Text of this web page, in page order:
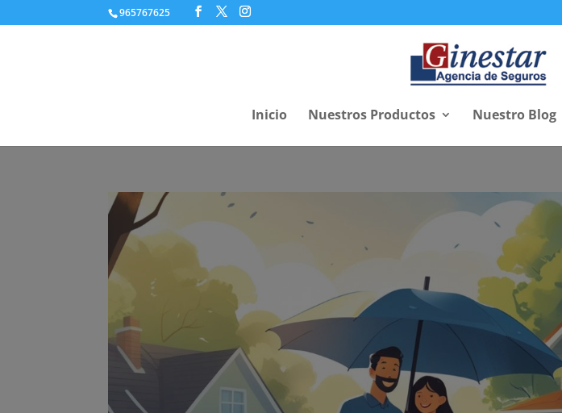
965767625
Inicio Nuestros Productos Nuestro Blog